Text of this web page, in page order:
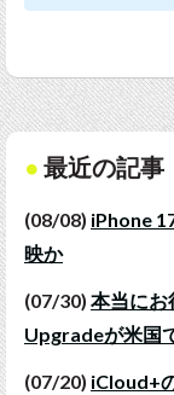
最近の記事
(08/08) iPhone
映か
(07/30) 本当に
Upgradeが米国
(07/20) iCloud+